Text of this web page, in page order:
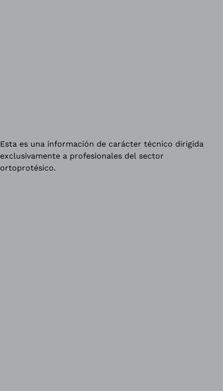
Esta es una información de carácter técnico dirigida
exclusivamente a profesionales del sector
ortoprotésico.